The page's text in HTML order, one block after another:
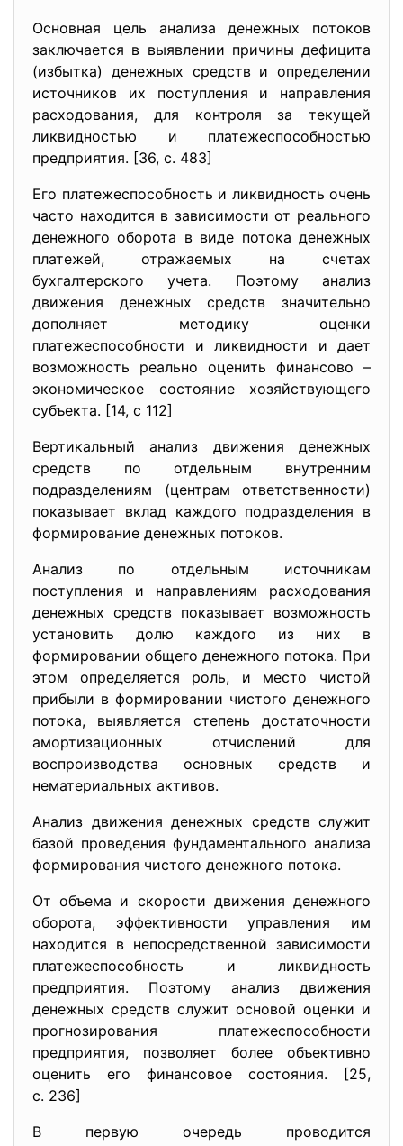
Основная цель анализа денежных потоков
заключается в выявлении причины дефицита
(избытка) денежных средств и определении
источников их поступления и направления
расходования, для контроля за текущей
ликвидностью и платежеспособностью
предприятия. [36, с. 483]
Его платежеспособность и ликвидность очень
часто находится в зависимости от реального
денежного оборота в виде потока денежных
платежей, отражаемых на счетах
бухгалтерского учета. Поэтому анализ
движения денежных средств значительно
дополняет методику оценки
платежеспособности и ликвидности и дает
возможность реально оценить финансово –
экономическое состояние хозяйствующего
субъекта. [14, с 112]
Вертикальный анализ движения денежных
средств по отдельным внутренним
подразделениям (центрам ответственности)
показывает вклад каждого подразделения в
формирование денежных потоков.
Анализ по отдельным источникам
поступления и направлениям расходования
денежных средств показывает возможность
установить долю каждого из них в
формировании общего денежного потока. При
этом определяется роль, и место чистой
прибыли в формировании чистого денежного
потока, выявляется степень достаточности
амортизационных отчислений для
воспроизводства основных средств и
нематериальных активов.
Анализ движения денежных средств служит
базой проведения фундаментального анализа
формирования чистого денежного потока.
От объема и скорости движения денежного
оборота, эффективности управления им
находится в непосредственной зависимости
платежеспособность и ликвидность
предприятия. Поэтому анализ движения
денежных средств служит основой оценки и
прогнозирования платежеспособности
предприятия, позволяет более объективно
оценить его финансовое состояния. [25,
с. 236]
В первую очередь проводится